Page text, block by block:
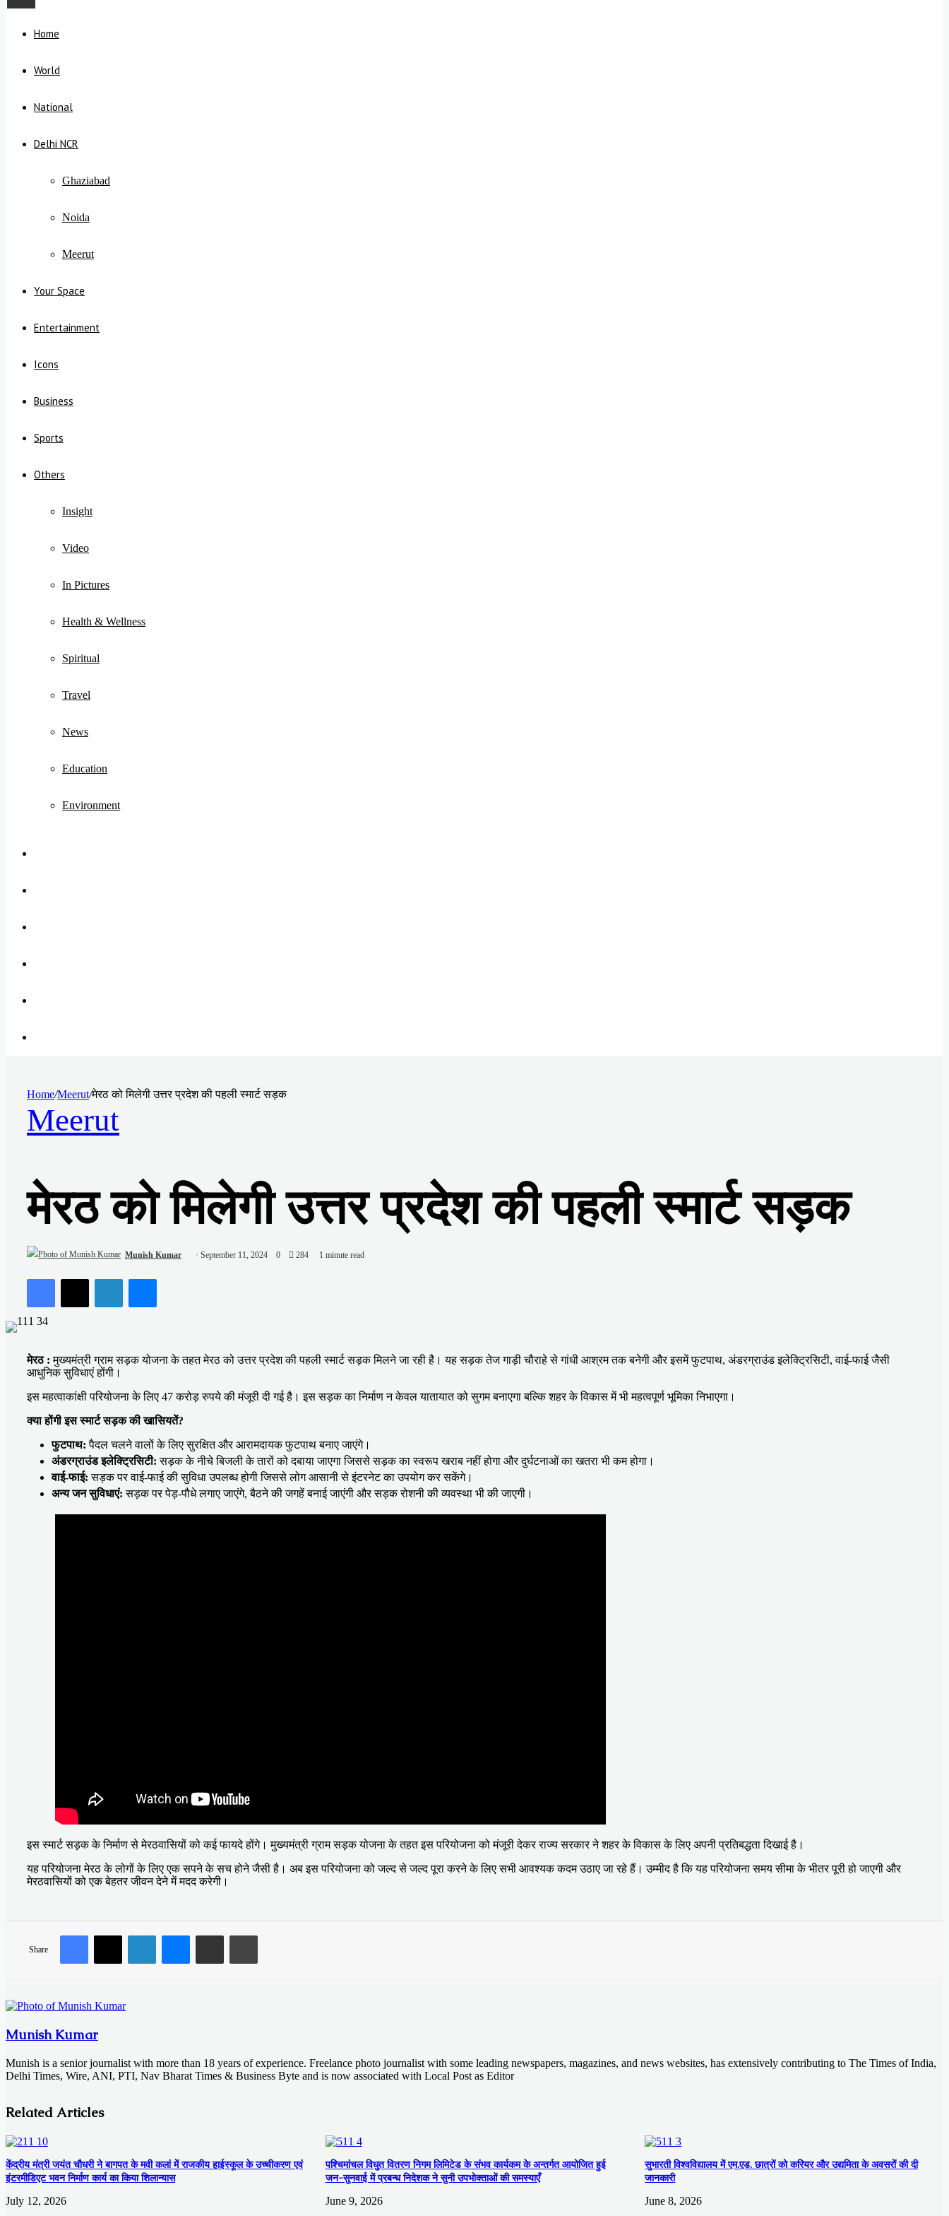
Home
World
National
Delhi NCR
Ghaziabad
Noida
Meerut
Your Space
Entertainment
Icons
Business
Sports
Others
Insight
Video
In Pictures
Health & Wellness
Spiritual
Travel
News
Education
Environment
Home/Meerut/मेरठ को मिलेगी उत्तर प्रदेश की पहली स्मार्ट सड़क
Meerut
मेरठ को मिलेगी उत्तर प्रदेश की पहली स्मार्ट सड़क
Munish Kumar
Send September 11, 2024 0 284 1 minute read
Facebook
X LinkedInMessenger
मेरठ : मुख्यमंत्री ग्राम सड़क योजना के तहत मेरठ को उत्तर प्रदेश की पहली स्मार्ट सड़क मिलने जा रही है। यह सड़क तेज गाड़ी चौराहे से गांधी आश्रम तक बनेगी और इसमें फुटपाथ, अंडरग्राउंड इलेक्ट्रिसिटी, वाई-फाई जैसी
आधुनिक सुविधाएं होंगी।
इस महत्वाकांक्षी परियोजना के लिए 47 करोड़ रुपये की मंजूरी दी गई है। इस सड़क का निर्माण न केवल यातायात को सुगम बनाएगा बल्कि शहर के विकास में भी महत्वपूर्ण भूमिका निभाएगा।
क्या होंगी इस स्मार्ट सड़क की खासियतें?
फुटपाथ: पैदल चलने वालों के लिए सुरक्षित और आरामदायक फुटपाथ बनाए जाएंगे।
अंडरग्राउंड इलेक्ट्रिसिटी: सड़क के नीचे बिजली के तारों को दबाया जाएगा जिससे सड़क का स्वरूप खराब नहीं होगा और दुर्घटनाओं का खतरा भी कम होगा।
वाई-फाई: सड़क पर वाई-फाई की सुविधा उपलब्ध होगी जिससे लोग आसानी से इंटरनेट का उपयोग कर सकेंगे।
अन्य जन सुविधाएं: सड़क पर पेड़-पौधे लगाए जाएंगे, बैठने की जगहें बनाई जाएंगी और सड़क रोशनी की व्यवस्था भी की जाएगी।
इस स्मार्ट सड़क के निर्माण से मेरठवासियों को कई फायदे होंगे। मुख्यमंत्री ग्राम सड़क योजना के तहत इस परियोजना को मंजूरी देकर राज्य सरकार ने शहर के विकास के लिए अपनी प्रतिबद्धता दिखाई है।
यह परियोजना मेरठ के लोगों के लिए एक सपने के सच होने जैसी है। अब इस परियोजना को जल्द से जल्द पूरा करने के लिए सभी आवश्यक कदम उठाए जा रहे हैं। उम्मीद है कि यह परियोजना समय सीमा के भीतर पूरी हो जाएगी और
मेरठवासियों को एक बेहतर जीवन देने में मदद करेगी।
Share
Facebook
X LinkedInMessengerShare via Email Print
Munish Kumar
Munish is a senior journalist with more than 18 years of experience. Freelance photo journalist with some leading newspapers, magazines, and news websites, has extensively contributing to The Times of India,
Delhi Times, Wire, ANI, PTI, Nav Bharat Times & Business Byte and is now associated with Local Post as Editor
Related Articles
केंद्रीय मंत्री जयंत चौधरी ने बागपत के मवी कलां में राजकीय हाईस्कूल के उच्चीकरण एवं
इंटरमीडिएट भवन निर्माण कार्य का किया शिलान्यास
July 12, 2026
पश्चिमांचल विधुत वितरण निगम लिमिटेड के संभव कार्यकम के अन्तर्गत आयोजित हुई
जन-सुनवाई में प्रबन्ध निदेशक ने सुनी उपभोक्ताओं की समस्याएँ
June 9, 2026
सुभारती विश्वविद्यालय में एम.एड. छात्रों को करियर और उद्यमिता के अवसरों की दी
जानकारी
June 8, 2026